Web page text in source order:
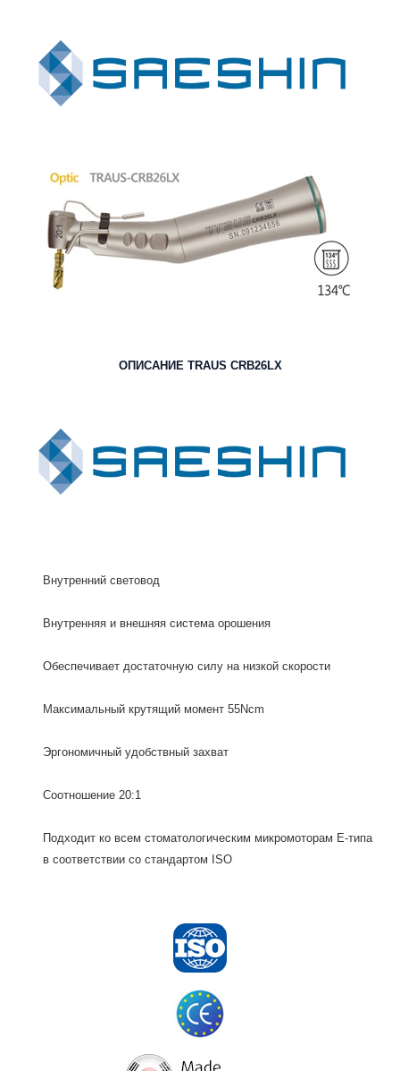
ОПИСАНИЕ TRAUS CRB26LX
Внутренний световод
Внутренняя и внешняя система орошения
Обеспечивает достаточную силу на низкой скорости
Максимальный крутящий момент 55Ncm
Эргономичный удобствный захват
Соотношение 20:1
Подходит ко всем стоматологическим микромоторам E-типа
в соответствии со стандартом ISO